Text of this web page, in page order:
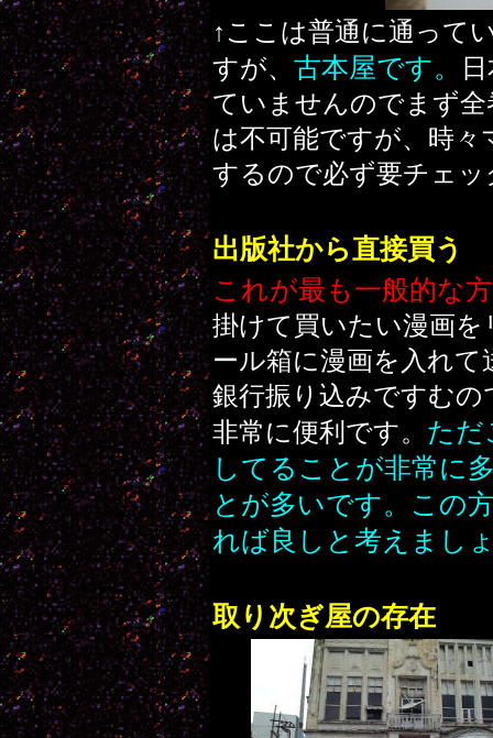
↑ここは普通に通って
すが、 古本屋です。
ていませんのでまず
は不可能ですが、時
するので必ず要チェッ
出版社から直接買う
これが最も一般的な
掛けて買いたい漫画
ール箱に漫画を入れ
銀行振り込みですむ
非常に便利です。 ただ
してることが非常に
とが多いです。この
れば良しと考えまし
取り次ぎ屋の存在